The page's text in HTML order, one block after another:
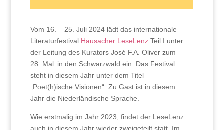
Vom 16. – 25. Juli 2024 lädt das internationale
Literaturfestival Hausacher LeseLenzTeil I unter
der Leitung des Kurators José F.A. Oliver zum
28. Mal in den Schwarzwald ein. Das Festival
steht in diesem Jahr unter dem Titel
„Poet(h)ische Visionen“. Zu Gast ist in diesem
Jahr die Niederländische Sprache.
Wie erstmalig im Jahr 2023, findet der LeseLenz
auch in diesem Jahr wieder zweigeteilt statt. Im